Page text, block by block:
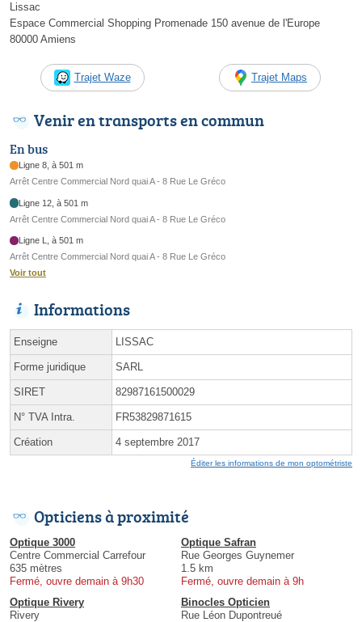
Lissac
Espace Commercial Shopping Promenade 150 avenue de l'Europe
80000 Amiens
Trajet Waze Trajet Maps
Venir en transports en commun
En bus
Ligne 8, à 501 m
Arrêt Centre Commercial Nord quai A - 8 Rue Le Gréco
Ligne 12, à 501 m
Arrêt Centre Commercial Nord quai A - 8 Rue Le Gréco
Ligne L, à 501 m
Arrêt Centre Commercial Nord quai A - 8 Rue Le Gréco
Voir tout
Informations
Enseigne LISSAC
Forme juridique SARL
SIRET 82987161500029
N° TVA Intra. FR53829871615
Création 4 septembre 2017
Éditer les informations de mon optométriste
Opticiens à proximité
Optique 3000
Centre Commercial Carrefour
635 mètres
Fermé, ouvre demain à 9h30
Optique Safran
Rue Georges Guynemer
1.5 km
Fermé, ouvre demain à 9h
Optique Rivery
Rivery
Binocles Opticien
Rue Léon Dupontreué